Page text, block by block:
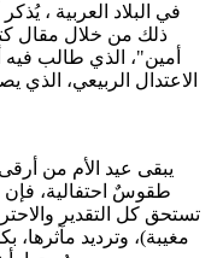
في البلاد العربية ،
ذلك من خلال مقال
أمين"، الذي طالب فيه
الاعتدال الربيعي،
يبقى عيد الأم من
طقوسٌ احتفالية، فإن
تستحق كل التقدير
مغيبة)، وترديد